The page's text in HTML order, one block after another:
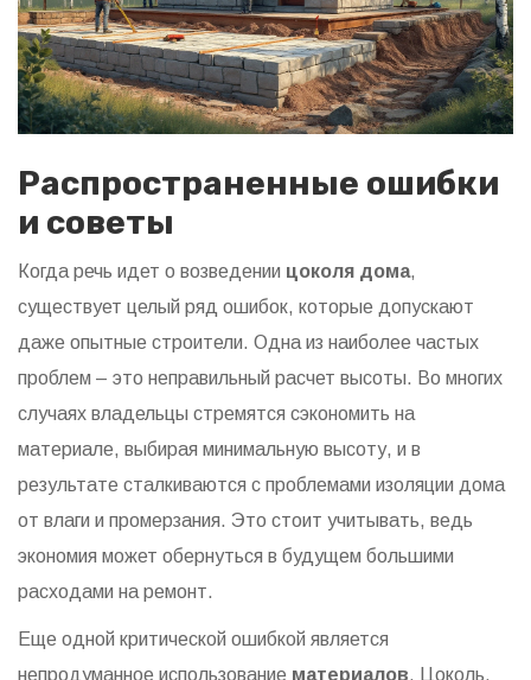
Распространенные ошибки
и советы
Когда речь идет о возведении цоколя дома,
существует целый ряд ошибок, которые допускают
даже опытные строители. Одна из наиболее частых
проблем – это неправильный расчет высоты. Во многих
случаях владельцы стремятся сэкономить на
материале, выбирая минимальную высоту, и в
результате сталкиваются с проблемами изоляции дома
от влаги и промерзания. Это стоит учитывать, ведь
экономия может обернуться в будущем большими
расходами на ремонт.
Еще одной критической ошибкой является
непродуманное использование материалов. Цоколь,